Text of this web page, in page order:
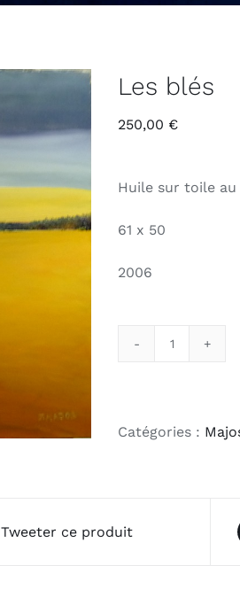
Les blés
250,00 €
Huile sur toile
61 x 50
2006
blés
Catégories :
Tweeter ce produit